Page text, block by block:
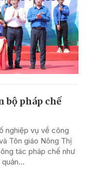
bộ pháp chế
nghiệp vụ về công
Tôn giáo Nông Thị
tác pháp chế như